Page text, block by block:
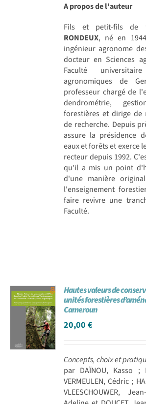
A propos de l'auteur
Fils et petit-fils de
RONDEUX, né en
ingénieur agronome
docteur en Sciences
Faculté
agronomiques de
professeur chargé de
dendrométrie,
forestières et dirige de
de recherche. Depuis
assure la présidence
eaux et forêts et exerce
recteur depuis 1992.
qu'il a mis un point
d'une manière
l'enseignement
faire revivre une
Faculté.
Hautes valeurs de
unités forestières
Cameroun
20,00€
Concepts, choix et
par DAÏNOU, Kasso ;
VERMEULEN, Cédric ;
VLEESCHOUWER,